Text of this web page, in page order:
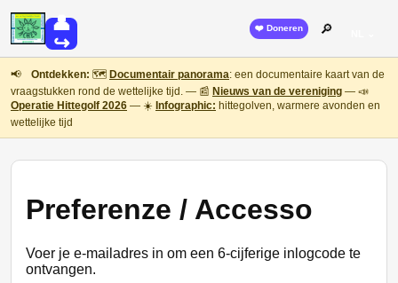
👤
↪
❤️ Doneren 🔎
📢 Ontdekken: 🗺️ Documentair panorama: een documentaire kaart van de
vraagstukken rond de wettelijke tijd. — 📰 Nieuws van de vereniging — 📣
Operatie Hittegolf 2026 — ☀️ Infographic: hittegolven, warmere avonden en
wettelijke tijd
Preferenze / Accesso
Voer je e-mailadres in om een 6-cijferige inlogcode te
ontvangen.